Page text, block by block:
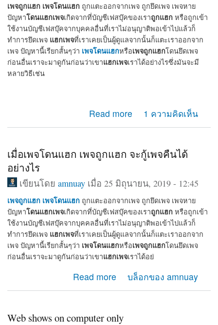
เพจถูกแฮก เพจโดนแฮก ถูกแตะออกจากเพจ ถูกยึดเพจ เพจหาย
ปัญหาโดนแฮกเพจเกิดจากที่บัญชีเฟสบุ๊คของเราถูกแฮก หรือถูกเข้า
ใช้งานบัญชีเฟสบุ๊คจากบุคคลอื่นที่เราไม่อนุญาติพอเข้าไปแล้วก็
ทำการยึดเพจ แฮกเพจที่เราเคยเป็นผู้ดูแลจากนั้นก็แตะเราออกจาก
เพจ ปัญหานี้เรียกสั้นๆว่า เพจโดนแฮกหรือเพจถูกแฮกโดนยึดเพจ
ก่อนอื่นเราจะมาดูกันก่อนว่าเขาแฮกเพจเราได้อย่างไรซึ่งมันจะมี
หลายวิธีเช่น
Read more
about เพจถูกแฮก โดนแฮก ถูกยึดเพจ แตะออกจากแอดมิน
เพจ จะกู้คืนได้หรือไม่
1 ความคิดเห็น
เมื่อเพจโดนแฮก เพจถูกแฮก จะกู้เพจคืนได้
อย่างไร
เขียนโดย amnuay เมื่อ 25 มิถุนายน, 2019 - 12:45
เพจถูกแฮก เพจโดนแฮก ถูกแตะออกจากเพจ ถูกยึดเพจ เพจหาย
ปัญหาโดนแฮกเพจเกิดจากที่บัญชีเฟสบุ๊คของเราถูกแฮก หรือถูกเข้า
ใช้งานบัญชีเฟสบุ๊คจากบุคคลอื่นที่เราไม่อนุญาติพอเข้าไปแล้วก็
ทำการยึดเพจ แฮกเพจที่เราเคยเป็นผู้ดูแลจากนั้นก็แตะเราออกจาก
เพจ ปัญหานี้เรียกสั้นๆว่า เพจโดนแฮกหรือเพจถูกแฮกโดนยึดเพจ
ก่อนอื่นเราจะมาดูกันก่อนว่าเขาแฮกเพจเราได้อย่
Read more
about เมื่อเพจโดนแฮก เพจถูกแฮก จะกู้เพจคืนได้อย่างไร
บล็อกของ amnuay
Web shows on computer only